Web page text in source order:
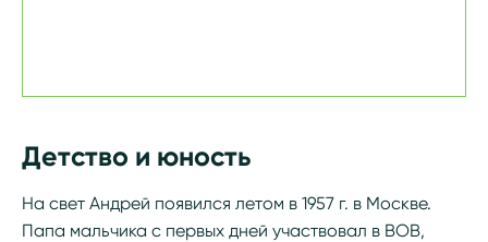
Детство и юность
На свет Андрей появился летом в 1957 г. в Москве.
Папа мальчика с первых дней участвовал в ВОВ,